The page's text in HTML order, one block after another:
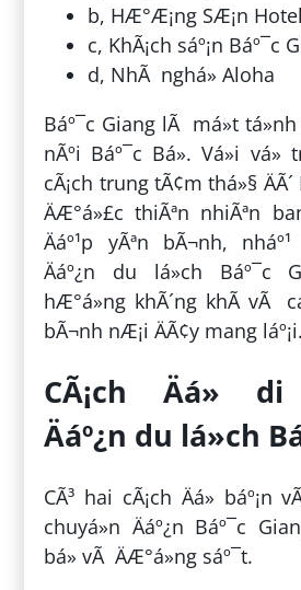
b, HÆ°Æ¡ng SÆ¡n Hotel
c, KhÃ¡ch sáº¡n Báº¯c
d, NhÃ nghá» Aloha
Báº¯c Giang lÃ má»t
nÃºi Báº¯c Bá». Vá»i
cÃ¡ch trung tÃ¢m thá»§
ÄÆ°á»£c thiÃªn nhiÃªn
Äáº¹p yÃªn bÃ¬nh,
Äáº¿n du lá»ch Báº¯c
hÆ°á»ng khÃ´ng khÃ­ vÃ
bÃ¬nh nÆ¡i ÄÃ¢y mang láº¡i.
CÃ¡ch Äá» di
Äáº¿n du lá»ch
CÃ³ hai cÃ¡ch Äá» báº¡n
chuyá»n Äáº¿n Báº¯c
bá» vÃ ÄÆ°á»ng sáº¯t.